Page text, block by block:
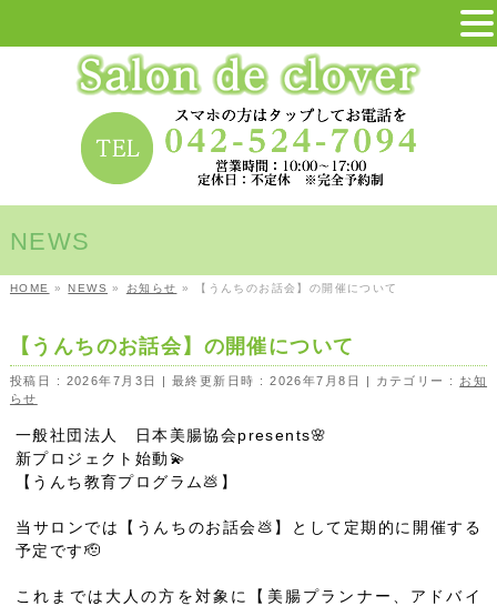
NEWS
HOME » NEWS » お知らせ » 【うんちのお話会】の開催について
【うんちのお話会】の開催について
投稿日 : 2026年7月3日 最終更新日時 : 2026年7月8日 カテゴリー : お知
らせ
一般社団法人 日本美腸協会presents🌸
新プロジェクト始動💫
【うんち教育プログラム💩】
当サロンでは【うんちのお話会💩】として定期的に開催する
予定です🫡
これまでは大人の方を対象に【美腸プランナー、アドバイ